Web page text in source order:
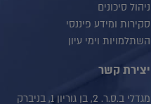
ניהול סיכונים
סקירות ומידע פיננסי
השתלמויות וימי עיון
יצירת קשר
מגדלי ב.ס.ר. 2, בן גוריון 1, בניברק